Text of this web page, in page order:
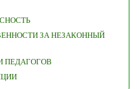
ЗА НЕЗАКОННЫЙ
ПЕДАГОГОВ